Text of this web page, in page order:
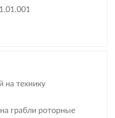
на технику
грабли роторные